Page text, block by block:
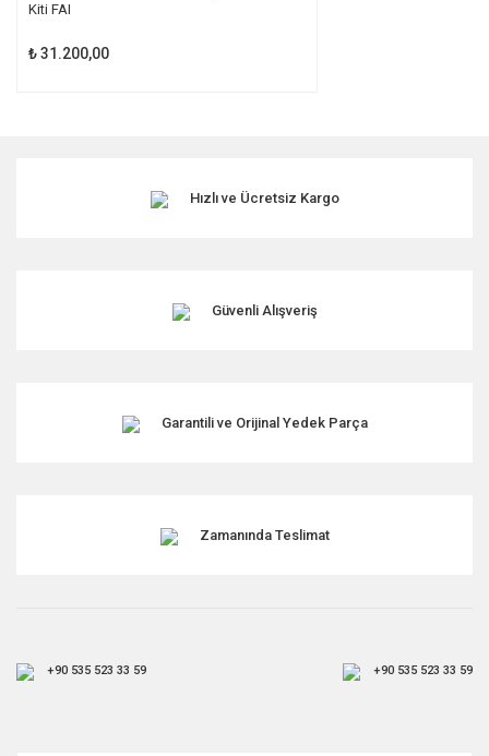
Kiti FAI
₺ 31.200,00
Hızlı ve Ücretsiz Kargo
Güvenli Alışveriş
Garantili ve Orijinal Yedek Parça
Zamanında Teslimat
+90 535 523 33 59 +90 535 523 33 59